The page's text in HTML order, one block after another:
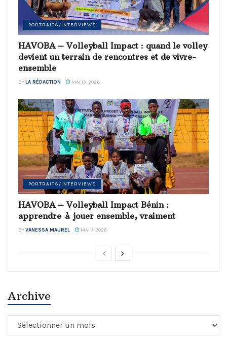
PORTRAITS/INTERVIEWS
HAVOBA – Volleyball Impact : quand le volley
devient un terrain de rencontres et de vivre-
ensemble
BYLA RÉDACTION MAI 13, 2026
PORTRAITS/INTERVIEWS
HAVOBA – Volleyball Impact Bénin :
apprendre à jouer ensemble, vraiment
BYVANESSA MAUREL MAI 7, 2026
Archive
Archive